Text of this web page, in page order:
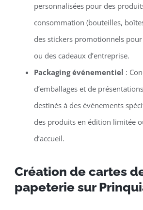
personnalisées pour des
consommation (bouteilles,
des stickers promotionnels
ou des cadeaux d’entreprise.
Packaging événementiel :
d’emballages et de
destinés à des événements
des produits en édition limitée
d’accueil.
Création de cartes
papeterie sur